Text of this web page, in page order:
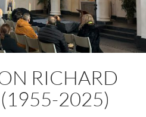
RICHARD
2025)